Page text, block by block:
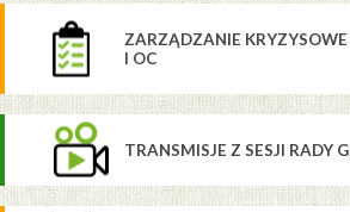
ZARZĄDZANIE KRYZYSOWE
I OC
TRANSMISJE Z SESJI RADY